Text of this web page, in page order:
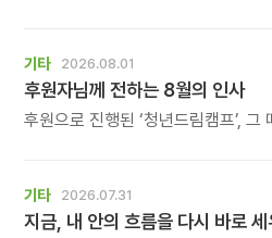
기타 2026.08.01
후원자님께 전하는 8월의 인사
후원으로 진행된 ‘청년드림캠프’, 그
기타 2026.07.31